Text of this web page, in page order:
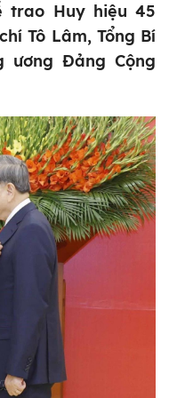
trao Huy hiệu 45
Tô Lâm, Tổng Bí
ương Đảng Cộng